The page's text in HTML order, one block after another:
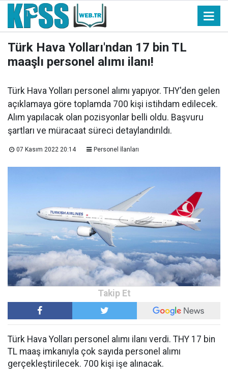
Türk Hava Yolları'ndan 17 bin TL
maaşlı personel alımı ilanı!
Türk Hava Yolları personel alımı yapıyor. THY'den gelen
açıklamaya göre toplamda 700 kişi istihdam edilecek.
Alım yapılacak olan pozisyonlar belli oldu. Başvuru
şartları ve müracaat süreci detaylandırıldı.
07 Kasım 2022 20:14 Personel İlanları
Türk Hava Yolları personel alımı ilanı verdi. THY 17 bin
TL maaş imkanıyla çok sayıda personel alımı
gerçekleştirilecek. 700 kişi işe alınacak.